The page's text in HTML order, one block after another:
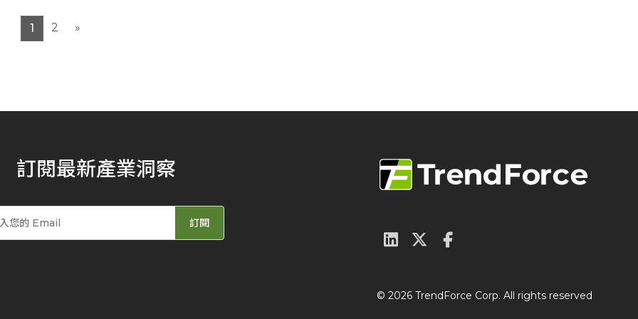
1
2 »
訂閱最新產業洞察
訂閱
© 2026 TrendForce Corp. All rights reserved